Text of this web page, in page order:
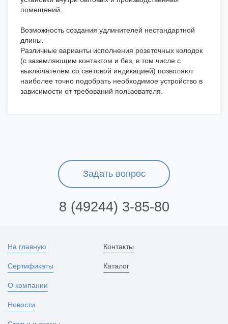
помещений.
Возможность создания удлинителей нестандартной
длины.
Различные варианты исполнения розеточных колодок
(с заземляющим контактом и без, в том числе с
выключателем со световой индикацией) позволяют
наиболее точно подобрать необходимое устройство в
зависимости от требований пользователя.
Задать вопрос
8 (49244) 3-85-80
На главную
Сертификаты
О компании
Новости
Контакты
Каталог